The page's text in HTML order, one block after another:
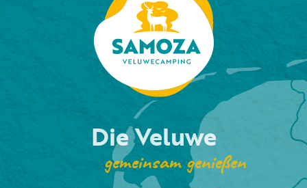
Die Veluwe
gemeinsam genießen